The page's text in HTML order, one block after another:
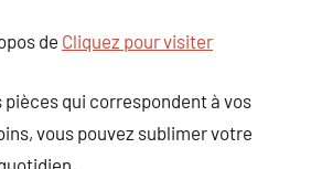
de Cliquez pour visiter
pièces qui correspondent à vos
vous pouvez sublimer votre